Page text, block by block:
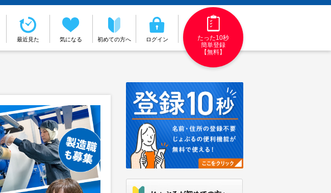
最近見た 気になる 初めての方へ ログイン
たった10秒
簡単登録
【無料】